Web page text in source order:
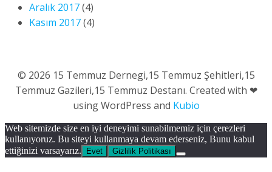
Aralık 2017(4)
Kasım 2017(4)
© 2026 15 Temmuz Dernegi,15 Temmuz Şehitleri,15
Temmuz Gazileri,15 Temmuz Destanı. Created with ❤
using WordPress and Kubio
Web sitemizde size en iyi deneyimi sunabilmemiz için çerezleri
kullanıyoruz. Bu siteyi kullanmaya devam ederseniz, Bunu kabul
ettiğinizi varsayarız.
Evet Gizlilik Politikası